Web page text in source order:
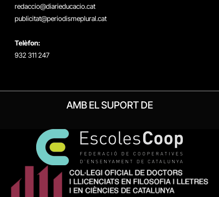
redaccio@diarieducacio.cat
publicitat@periodismeplural.cat
Telèfon:
932 311 247
AMB EL SUPORT DE